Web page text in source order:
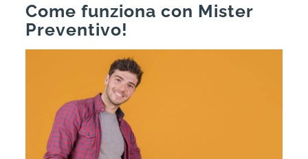
Come funziona con Mister
Preventivo!